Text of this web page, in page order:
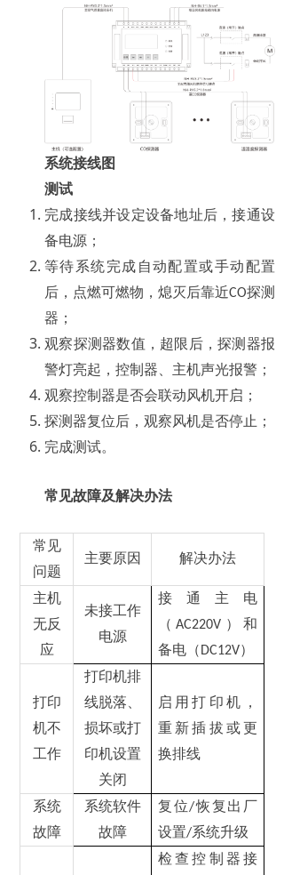
系统接线图
测试
完成接线并设定设备地址后，接通设
备电源；
等待系统完成自动配置或手动配置
后，点燃可燃物，熄灭后靠近CO探测
器；
观察探测器数值，超限后，探测器报
警灯亮起，控制器、主机声光报警；
观察控制器是否会联动风机开启；
探测器复位后，观察风机是否停止；
完成测试。
常见故障及解决办法
常见
问题
主要原因 解决办法
主机
无反
应
未接工作
电源
接通主电
（AC220V ）和
备电（ DC12V）
打印
机不
工作
打印机排
线脱落、
损坏或打
印机设置
关闭
启用打印机，
重新插拔或更
换排线
系统
故障
系统软件
故障
复位/恢复出厂
设置/系统升级
检查控制器接